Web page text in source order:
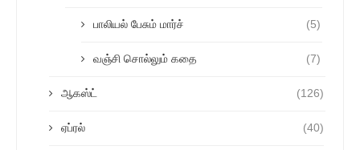
பாலியல் பேசும் மார்ச் (5)
வஞ்சி சொல்லும் கதை (7)
ஆகஸ்ட் (126)
ஏப்ரல் (40)